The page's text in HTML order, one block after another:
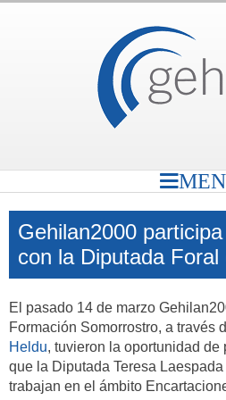
Gehilan2000
con la Diputada Foral
El pasado 14 de marzo
Formación Somorrostro, a través
Heldu, tuvieron la oportunidad
que la Diputada Teresa
trabajan en el ámbito